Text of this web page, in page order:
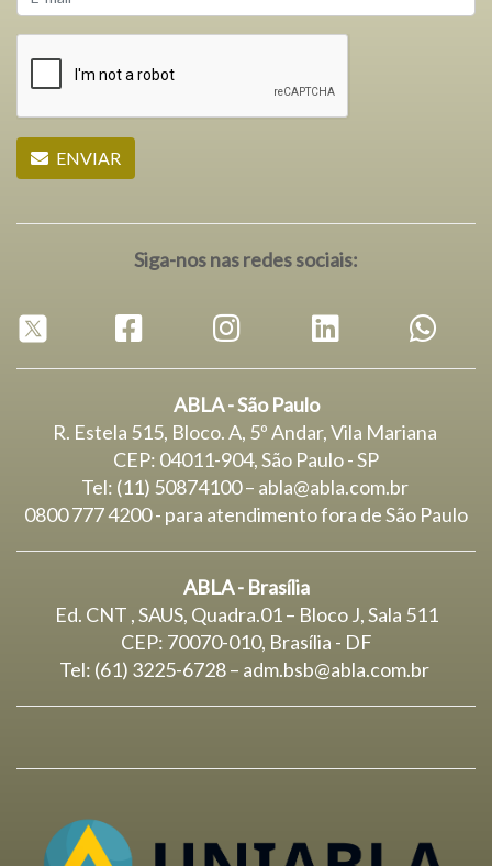
ENVIAR
Siga-nos nas redes sociais:
ABLA - São Paulo
R. Estela 515, Bloco. A, 5º Andar, Vila Mariana
CEP: 04011-904, São Paulo - SP
Tel: (11) 50874100 – abla@abla.com.br
0800 777 4200 - para atendimento fora de São Paulo
ABLA - Brasília
Ed. CNT , SAUS, Quadra.01 – Bloco J, Sala 511
CEP: 70070-010, Brasília - DF
Tel: (61) 3225-6728 – adm.bsb@abla.com.br